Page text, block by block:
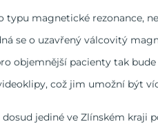
typu magnetické rezonance,
se o uzavřený válcovitý
objemnější pacienty tak
což jim umožní být
jediné ve Zlínském kraji